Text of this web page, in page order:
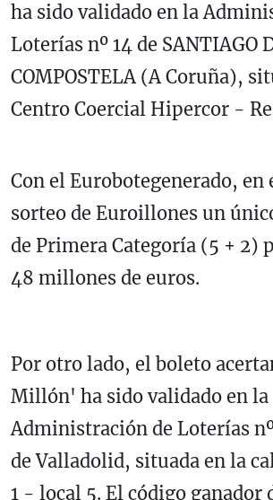
ha sido validado en la
Loterías nº 14 de SANTIAGO
COMPOSTELA (A Coruña),
Centro Coercial Hipercor -
Con el Eurobotegenerado,
sorteo de Euroillones un
de Primera Categoría (5 + 2)
48 millones de euros.
Por otro lado, el boleto
Millón' ha sido validado en la
Administración de Loterías
de Valladolid, situada en la
1 - local 5. El código